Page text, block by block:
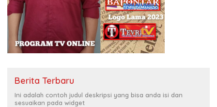
Berita Terbaru
Ini adalah contoh judul deskripsi yang bisa anda isi dan
sesuaikan pada widget